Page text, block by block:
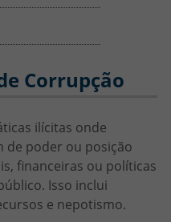
Corrupção
ilícitas onde
de poder ou posição
financeiras ou políticas
Isso inclui
e nepotismo.